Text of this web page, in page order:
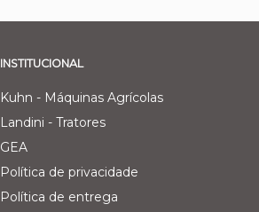
INSTITUCIONAL
Kuhn - Máquinas Agrícolas
Landini - Tratores
GEA
Política de privacidade
Política de entrega